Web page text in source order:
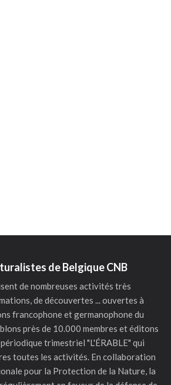
de Belgique CNB
de nombreuses activités très
de découvertes ... ouvertes à
francophone et germanophone du
près de 10.000 membres et éditons
trimestriel "L'ÉRABLE" qui
toutes les activités. En collaboration
pour la Protection de la Nature, la